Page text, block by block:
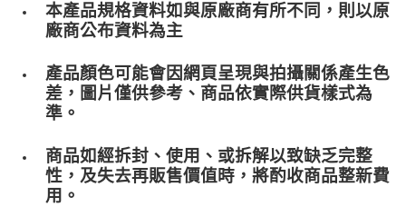
本產品規格資料如與原廠商有所不同，則以原
廠商公布資料為主
產品顏色可能會因網頁呈現與拍攝關係產生色
差，圖片僅供參考、商品依實際供貨樣式為
準。
商品如經拆封、使用、或拆解以致缺乏完整
性，及失去再販售價值時，將酌收商品整﻿新費
用。